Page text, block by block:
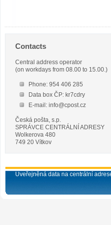
Contacts
Central address operator
(on workdays from 08.00 to 15.00.)
Phone: 954 406 285
Data box ČP: kr7cdry
E-mail: info@cpost.cz
Česká pošta, s.p.
SPRÁVCE CENTRÁLNÍ ADRESY
Wolkerova 480
749 20 Vítkov
Uveřejněná data na centrální